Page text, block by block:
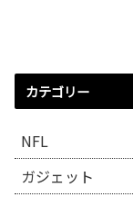
カテゴリー
NFL
ガジェット